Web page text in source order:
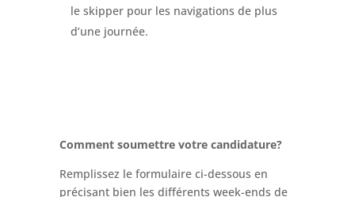
le skipper pour les navigations de plus
d’une journée.
Comment soumettre votre candidature?
Remplissez le formulaire ci-dessous en
précisant bien les différents week-ends de